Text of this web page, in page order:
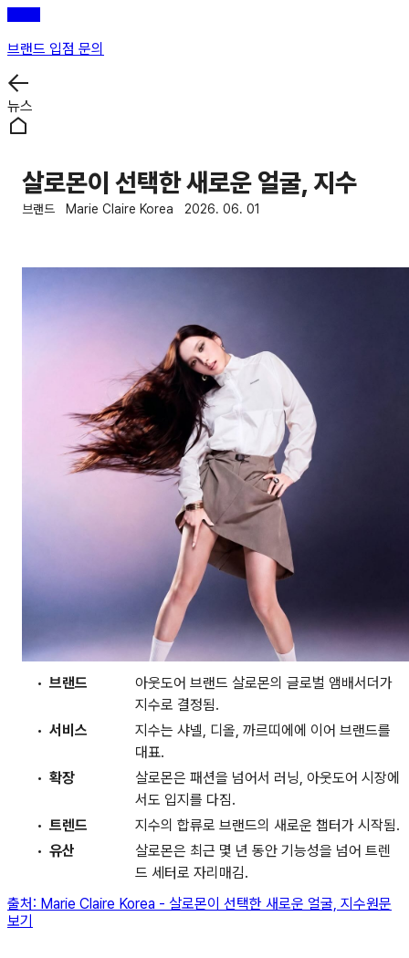
브랜드 입점 문의
뉴스
살로몬이 선택한 새로운 얼굴, 지수
브랜드 Marie Claire Korea 2026. 06. 01
브랜드
아웃도어 브랜드 살로몬의 글로벌 앰배서더가
지수로 결정됨.
서비스
지수는 샤넬, 디올, 까르띠에에 이어 브랜드를
대표.
확장
살로몬은 패션을 넘어서 러닝, 아웃도어 시장에
서도 입지를 다짐.
트렌드
지수의 합류로 브랜드의 새로운 챕터가 시작됨.
유산
살로몬은 최근 몇 년 동안 기능성을 넘어 트렌
드 세터로 자리매김.
출처: Marie Claire Korea - 살로몬이 선택한 새로운 얼굴, 지수원문
보기